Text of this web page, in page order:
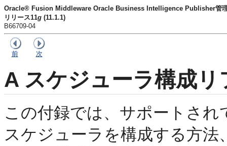
Oracle® Fusion Middleware Oracle Business Intelligence Publisher管
リリース11g (11.1.1)
B66709-04
前 次
Aスケジューラ構成リ
この付録では、サポートさ
スケジューラを構成する方